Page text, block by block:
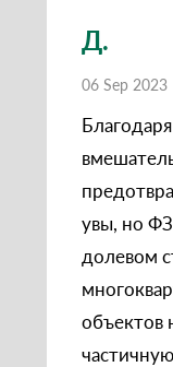
Д.
06 Sep 2023
увы, но
долевом
объектов